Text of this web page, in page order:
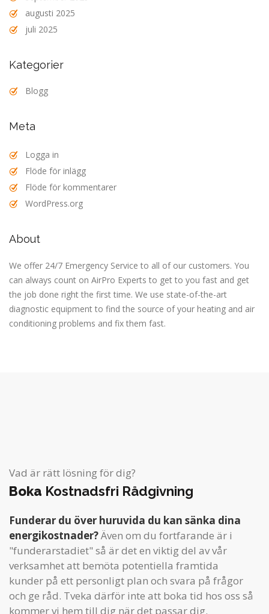
augusti 2025
juli 2025
Kategorier
Blogg
Meta
Logga in
Flöde för inlägg
Flöde för kommentarer
WordPress.org
About
We offer 24/7 Emergency Service to all of our customers. You
can always count on AirPro Experts to get to you fast and get
the job done right the first time. We use state-of-the-art
diagnostic equipment to find the source of your heating and air
conditioning problems and fix them fast.
Vad är rätt lösning för dig?
Boka Kostnadsfri Rådgivning
Funderar du över huruvida du kan sänka dina
energikostnader?Även om du fortfarande är i
"funderarstadiet" så är det en viktig del av vår
verksamhet att bemöta potentiella framtida
kunder på ett personligt plan och svara på frågor
och ge råd. Tveka därför inte att boka tid hos oss så
kommer vi hem till dig när det passar dig.